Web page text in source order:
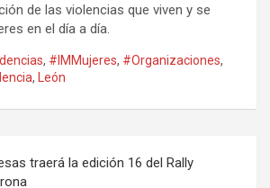
de las violencias que viven y se
en el día a día.
, #IMMujeres, #Organizaciones,
, León
traerá la edición 16 del Rally